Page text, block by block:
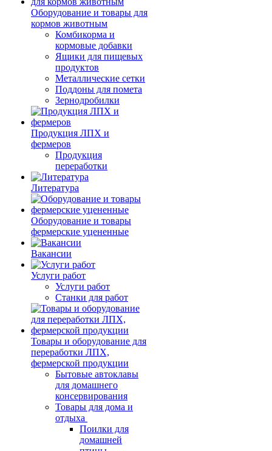
Оборудование и товары для
кормов животным
Комбикорма и
кормовые добавки
Ящики для пищевых
продуктов
Металлические сетки
Поддоны для помета
Зернодробилки
Продукция ЛПХ и
фермеров
Продукция
переработки
Литература
Оборудование и товары
фермерские уцененные
Вакансии
Услуги работ
Услуги работ
Станки для работ
Товары и оборудование для
переработки ЛПХ,
фермерской продукции
Бытовые автоклавы
для домашнего
консервирования
Товары для дома и
отдыха
Поилки для
домашней